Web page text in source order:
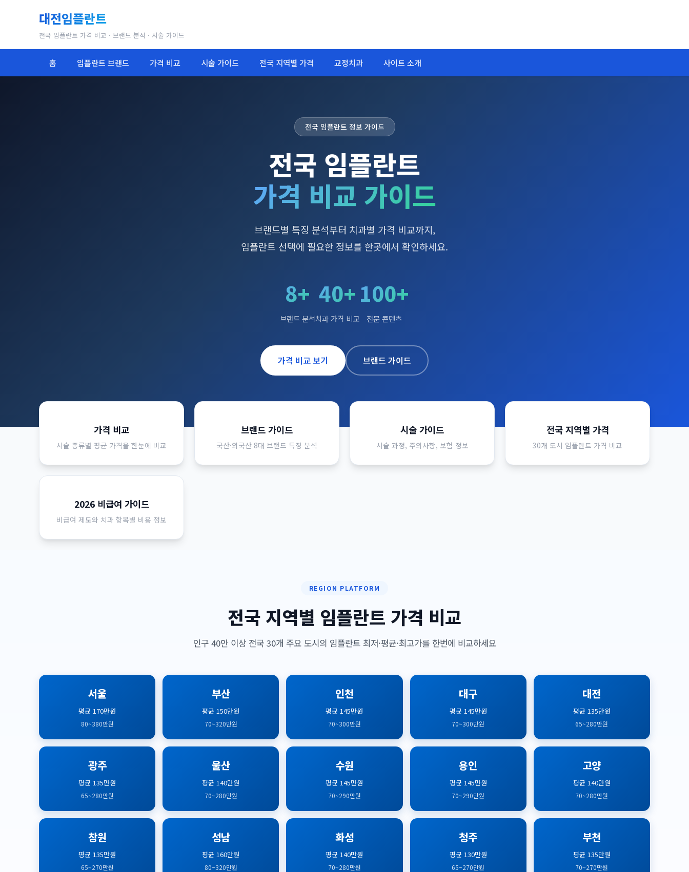
대전임플란트
전국 임플란트 가격 비교 · 브랜드 분석 · 시술 가이드
홈 임플란트 브랜드 가격 비교 시술 가이드 전국 지역별 가격 교정치과 사이트 소개
전국 임플란트 정보 가이드
전국 임플란트
가격 비교 가이드
브랜드별 특징 분석부터 치과별 가격 비교까지,
임플란트 선택에 필요한 정보를 한곳에서 확인하세요.
8+
브랜드 분석
40+
치과 가격 비교
100+
전문 콘텐츠
가격 비교 보기 브랜드 가이드
가격 비교
시술 종류별 평균 가격을 한눈에 비교
브랜드 가이드
국산·외국산 8대 브랜드 특징 분석
시술 가이드
시술 과정, 주의사항, 보험 정보
전국 지역별 가격
30개 도시 임플란트 가격 비교
2026 비급여 가이드
비급여 제도와 치과 항목별 비용 정보
REGION PLATFORM
전국 지역별 임플란트 가격 비교
인구 40만 이상 전국 30개 주요 도시의 임플란트 최저·평균·최고가를 한번에 비교하세요
서울
평균 170만원
80~380만원
부산
평균 150만원
70~320만원
인천
평균 145만원
70~300만원
대구
평균 145만원
70~300만원
대전
평균 135만원
65~280만원
광주
평균 135만원
65~280만원
울산
평균 140만원
70~280만원
수원
평균 145만원
70~290만원
용인
평균 145만원
70~290만원
고양
평균 140만원
70~280만원
창원
평균 135만원
65~270만원
성남
평균 160만원
80~320만원
화성
평균 140만원
70~280만원
청주
평균 130만원
65~270만원
부천
평균 135만원
70~270만원